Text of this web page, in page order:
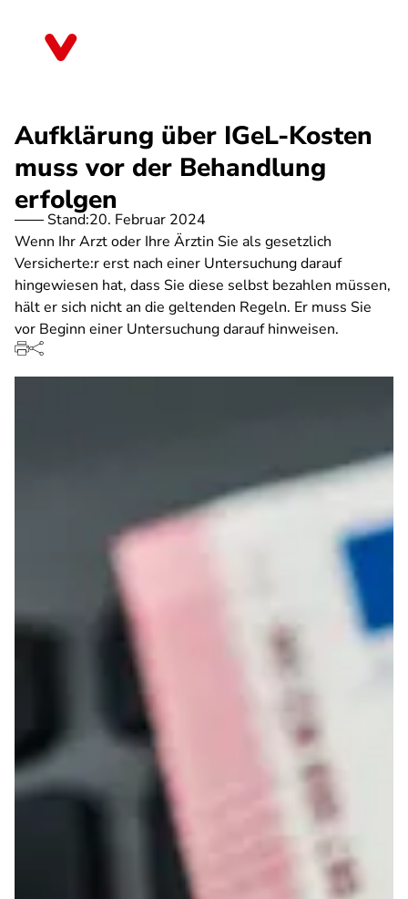
Aufklärung über IGeL-Kosten
muss vor der Behandlung
erfolgen
Stand:20. Februar 2024
Wenn Ihr Arzt oder Ihre Ärztin Sie als gesetzlich
Versicherte:r erst nach einer Untersuchung darauf
hingewiesen hat, dass Sie diese selbst bezahlen müssen,
hält er sich nicht an die geltenden Regeln. Er muss Sie
vor Beginn einer Untersuchung darauf hinweisen.